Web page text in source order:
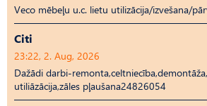
Veco mēbeļu u.c. lietu utilizācija/izvešana/
Citi
23:22, 2. Aug, 2026
Dažādi darbi-
utiliāzācija,zāles pļaušana24826054